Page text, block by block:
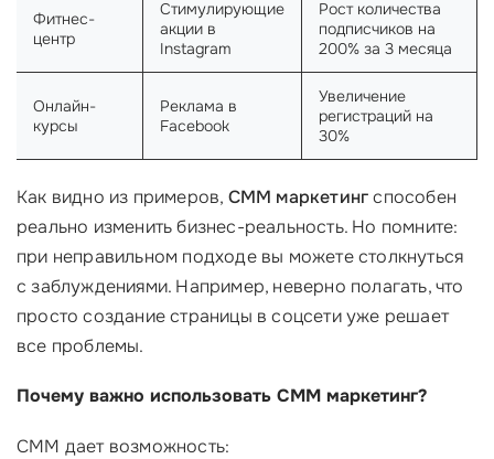
Фитнес-
центр
Стимулирующие
акции в
Instagram
Рост количества
подписчиков на
200% за 3 месяца
Онлайн-
курсы
Реклама в
Facebook
Увеличение
регистраций на
30%
Как видно из примеров, СММ маркетингспособен
реально изменить бизнес-реальность. Но помните:
при неправильном подходе вы можете столкнуться
с заблуждениями. Например, неверно полагать, что
просто создание страницы в соцсети уже решает
все проблемы.
Почему важно использовать СММ маркетинг?
СММ дает возможность: